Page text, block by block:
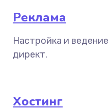
Реклама
Настройка и
директ.
Хостинг